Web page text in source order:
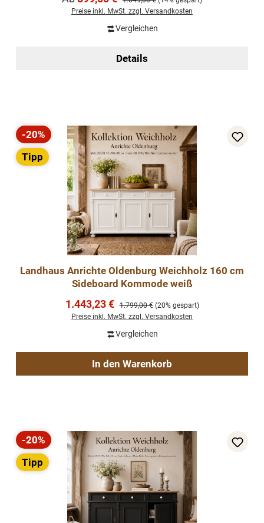
Preise inkl. MwSt. zzgl. Versandkosten
Vergleichen
Details
Rabatt
-20%
Tipp
Landhaus Anrichte Oldenburg Weichholz 160 cm
Sideboard Kommode weiß
Verkaufspreis:
1.443,23 € Regulärer Preis:
1.799,00 € (20% gespart)
Preise inkl. MwSt. zzgl. Versandkosten
Vergleichen
In den Warenkorb
Rabatt
-20%
Tipp